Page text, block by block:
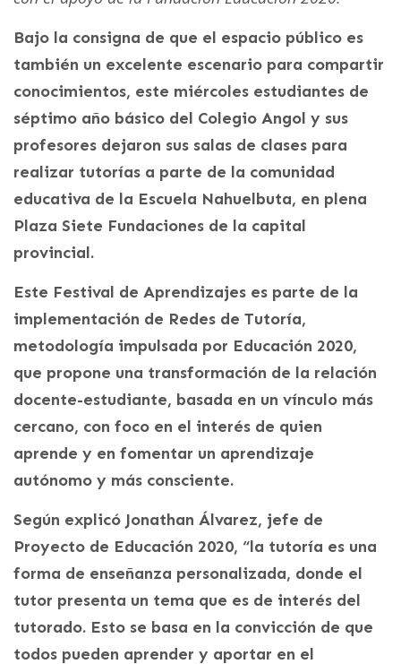
Bajo la consigna de que el espacio público es
también un excelente escenario para compartir
conocimientos, este miércoles estudiantes de
séptimo año básico del Colegio Angol y sus
profesores dejaron sus salas de clases para
realizar tutorías a parte de la comunidad
educativa de la Escuela Nahuelbuta, en plena
Plaza Siete Fundaciones de la capital
provincial.
Este Festival de Aprendizajes es parte de la
implementación de Redes de Tutoría,
metodología impulsada por Educación 2020,
que propone una transformación de la relación
docente-estudiante, basada en un vínculo más
cercano, con foco en el interés de quien
aprende y en fomentar un aprendizaje
autónomo y más consciente.
Según explicó Jonathan Álvarez, jefe de
Proyecto de Educación 2020, “la tutoría es una
forma de enseñanza personalizada, donde el
tutor presenta un tema que es de interés del
tutorado. Esto se basa en la convicción de que
todos pueden aprender y aportar en el